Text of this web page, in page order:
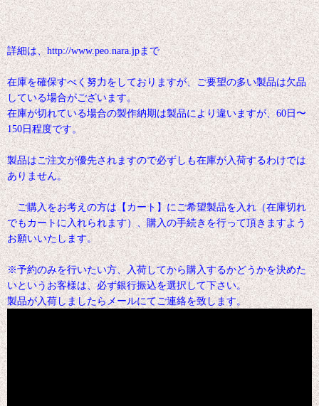
詳細は、http://www.peo.nara.jpまで
在庫を確保すべく努力をしておりますが、ご要望の多い製品は欠品
している場合がございます。
在庫が切れている場合の製作納期は製品により違いますが、60日〜
150日程度です。
製品はご注文が優先されますので必ずしも在庫が入荷するわけでは
ありません。
ご購入をお考えの方は【カート】にご希望製品を入れ（在庫切れ
でもカートに入れられます）、購入の手続きを行って頂きますよう
お願いいたします。
※予約のみを行いたい方、入荷してから購入するかどうかを決めた
いというお客様は、必ず銀行振込を選択して下さい。
製品が入荷しましたらメールにてご連絡を致します。